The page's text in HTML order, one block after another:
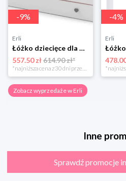
-9%
Erli
Łóżko dziecięce dla dziewczynki EmmaKOBI 160x80 białe z szufladą + materac
557.50 zł614.90 zł*
-4%
Erli
Zobacz wyprzedaże w Erli
Inne
Sprawdź promocje